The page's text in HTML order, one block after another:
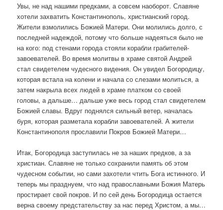
Увы, не над нашими предками, а совсем наоборот. Славяне
хотели захватить Константинополь, христианский город.
Жители взмолились Божией Матери. Они молились долго, с
последней надеждой, потому что больше надеяться было не
на кого: под стенами города стояли корабли грабителей-
завоевателей. Во время молитвы в храме святой Андрей
стал свидетелем чудесного видения. Он увидел Богородицу,
которая встала на колени и начала со слезами молиться, а
затем накрыла всех людей в храме платком со своей
головы, а дальше… дальше уже весь город стал свидетелем
Божией славы. Вдруг поднялся сильный ветер, началась
буря, которая разметала корабли завоевателей. А жители
Константинополя прославили Покров Божией Матери…
Итак, Богородица заступилась не за наших предков, а за
христиан. Славяне не только сохранили память об этом
чудесном событии, но сами захотели чтить Бога истинного. И
теперь мы празднуем, что над православными Божия Матерь
простирает свой покров. И по сей день Богородица остается
верна своему предстательству за нас перед Христом, а мы…